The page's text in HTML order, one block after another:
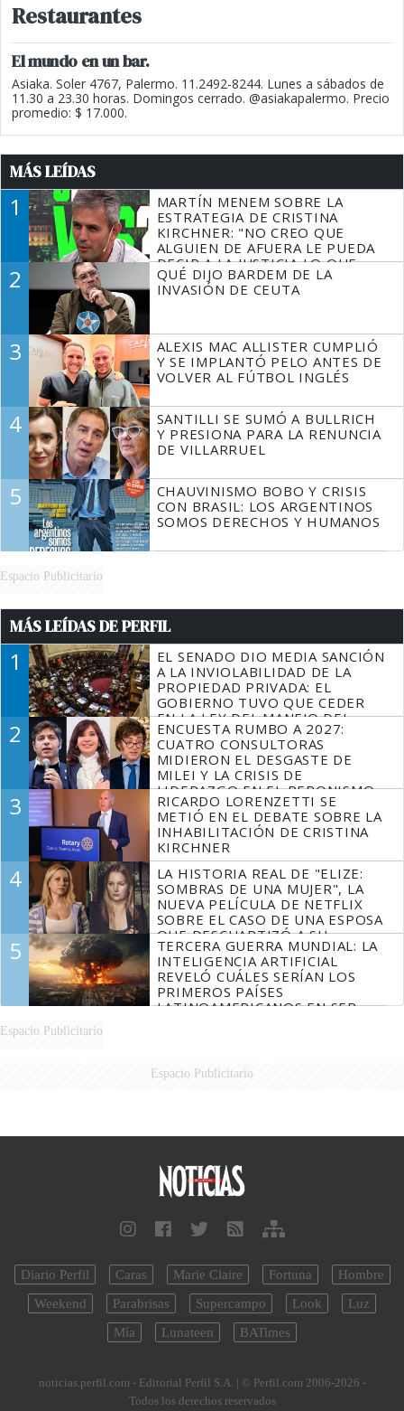
Restaurantes
El mundo en un bar.
Asiaka. Soler 4767, Palermo. 11.2492-8244. Lunes a sábados de
11.30 a 23.30 horas. Domingos cerrado. @asiakapalermo. Precio
promedio: $ 17.000.
MÁS LEÍDAS
1
MARTÍN MENEM SOBRE LA
ESTRATEGIA DE CRISTINA
KIRCHNER: "NO CREO QUE
ALGUIEN DE AFUERA LE PUEDA
DECIR A LA JUSTICIA LO QUE
TIENE QUE HACER"
2
QUÉ DIJO BARDEM DE LA
INVASIÓN DE CEUTA
3
ALEXIS MAC ALLISTER CUMPLIÓ
Y SE IMPLANTÓ PELO ANTES DE
VOLVER AL FÚTBOL INGLÉS
4
SANTILLI SE SUMÓ A BULLRICH
Y PRESIONA PARA LA RENUNCIA
DE VILLARRUEL
5
CHAUVINISMO BOBO Y CRISIS
CON BRASIL: LOS ARGENTINOS
SOMOS DERECHOS Y HUMANOS
Espacio Publicitario
MÁS LEÍDAS DE PERFIL
1
EL SENADO DIO MEDIA SANCIÓN
A LA INVIOLABILIDAD DE LA
PROPIEDAD PRIVADA: EL
GOBIERNO TUVO QUE CEDER
EN LA LEY DEL MANEJO DEL
FUEGO
2
ENCUESTA RUMBO A 2027:
CUATRO CONSULTORAS
MIDIERON EL DESGASTE DE
MILEI Y LA CRISIS DE
LIDERAZGO EN EL PERONISMO
3
RICARDO LORENZETTI SE
METIÓ EN EL DEBATE SOBRE LA
INHABILITACIÓN DE CRISTINA
KIRCHNER
4
LA HISTORIA REAL DE "ELIZE:
SOMBRAS DE UNA MUJER", LA
NUEVA PELÍCULA DE NETFLIX
SOBRE EL CASO DE UNA ESPOSA
QUE DESCUARTIZÓ A SU
MARIDO
5
TERCERA GUERRA MUNDIAL: LA
INTELIGENCIA ARTIFICIAL
REVELÓ CUÁLES SERÍAN LOS
PRIMEROS PAÍSES
LATINOAMERICANOS EN SER
Espacio Publicitario
Espacio Publicitario
Diario Perfil Caras Marie Claire Fortuna
Hombre
Weekend
Parabrisas Supercampo Look
Luz
Mía
Lunateen BATimes
noticias.perfil.com - Editorial Perfil S.A. | © Perfil.com 2006-2026 -
Todos los derechos reservados